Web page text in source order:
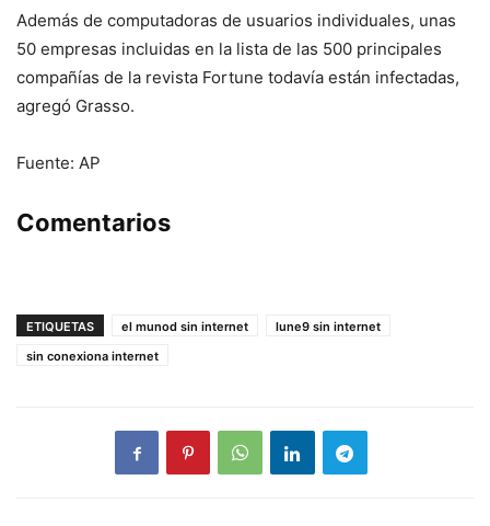
Además de computadoras de usuarios individuales, unas
50 empresas incluidas en la lista de las 500 principales
compañías de la revista Fortune todavía están infectadas,
agregó Grasso.
Fuente: AP
Comentarios
ETIQUETAS el munod sin internet
lune9 sin internet
sin conexiona internet